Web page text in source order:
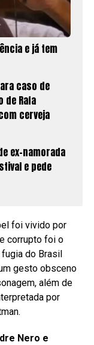
e já tem
caso de
de Rafa
cerveja
ex-namorada
e pede
foi vivido por
corrupto foi o
do Brasil
gesto obsceno
além de
por
Nero e